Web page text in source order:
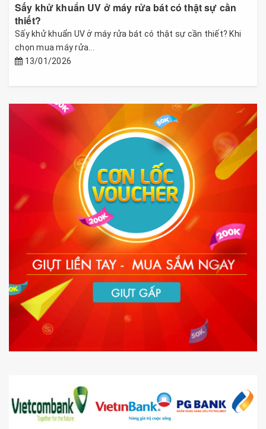
Sấy khử khuẩn UV ở máy rửa bát có thật sự cần
thiết?
Sấy khử khuẩn UV ở máy rửa bát có thật sự cần thiết? Khi
chọn mua máy rửa...
13/01/2026